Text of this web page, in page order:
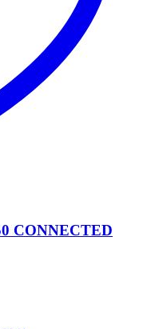
CONNECTED